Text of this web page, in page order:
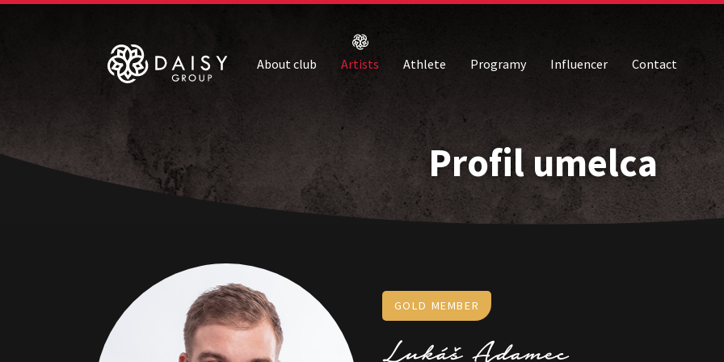
About club Artists Athlete Programy Influencer Contact
Profil umelca
GOLD MEMBER
LukášAdamec